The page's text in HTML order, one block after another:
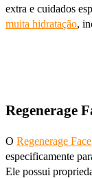
extra e cuidados
muita hidratação,
Regenerage
O Regenerage Face
especificamente
Ele possui